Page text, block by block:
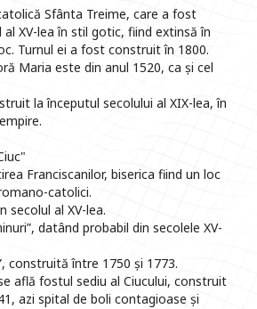
Sfânta Treime, care a fost
XV-lea în stil gotic, fiind extinsă în
Turnul ei a fost construit în 1800.
Maria este din anul 1520, ca și cel
la începutul secolului al XIX-lea, în
Franciscanilor, biserica fiind un loc
catolici.
secolul al XV-lea.
datând probabil din secolele XV-
construită între 1750 și 1773.
află fostul sediu al Ciucului, construit
azi spital de boli contagioase și